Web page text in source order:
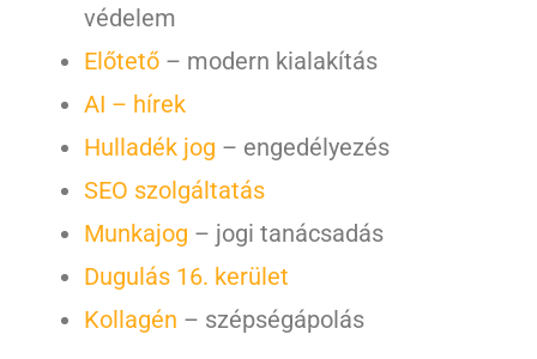
védelem
Előtető – modern kialakítás
AI – hírek
Hulladék jog – engedélyezés
SEO szolgáltatás
Munkajog – jogi tanácsadás
Dugulás 16. kerület
Kollagén – szépségápolás